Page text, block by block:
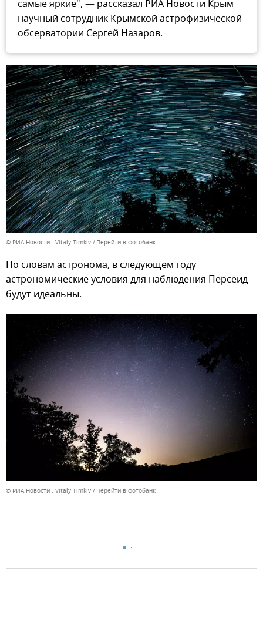
самые яркие", — рассказал РИА Новости Крым
научный сотрудник Крымской астрофизической
обсерватории Сергей Назаров.
© РИА Новости . Vitaly Timkiv Перейти в фотобанк
По словам астронома, в следующем году
астрономические условия для наблюдения Персеид
будут идеальны.
© РИА Новости . Vitaly Timkiv Перейти в фотобанк